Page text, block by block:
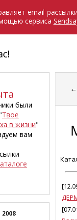
email-рассылки
сервиса
были
Твое
в жизни"
вам
←